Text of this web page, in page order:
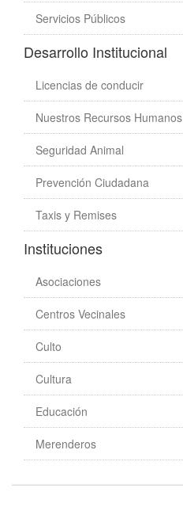
Servicios Públicos
Desarrollo Institucional
Licencias de conducir
Nuestros Recursos Humanos
Seguridad Animal
Prevención Ciudadana
Taxis y Remises
Instituciones
Asociaciones
Centros Vecinales
Culto
Cultura
Educación
Merenderos